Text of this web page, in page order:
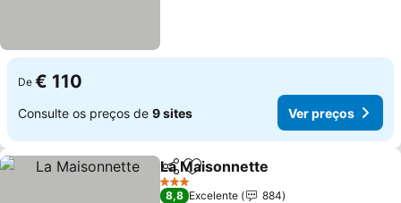
De € 110
Consulte os preços de 9 sites Ver preços
PartilharAdicionar aos favoritos
La Maisonnette
3 Estrelas
8,8 Excelente
884